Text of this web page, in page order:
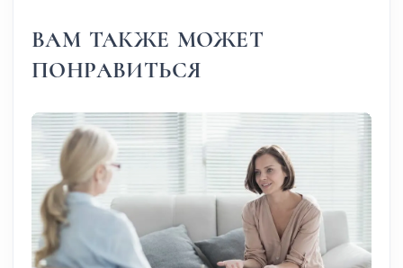
ВАМ ТАКЖЕ МОЖЕТ
ПОНРАВИТЬСЯ